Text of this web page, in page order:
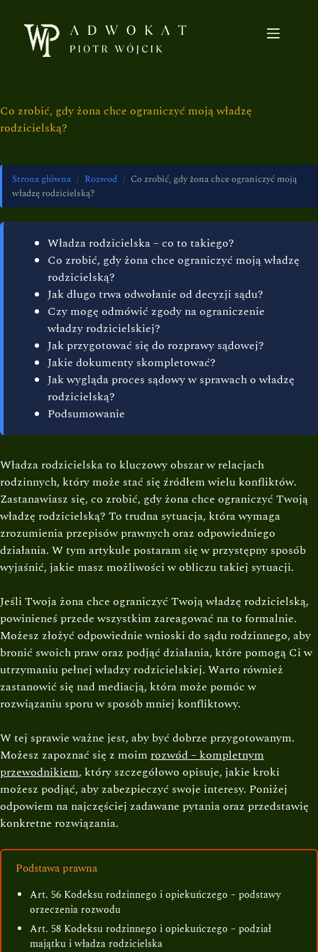
Co zrobić, gdy żona chce ograniczyć moją władzę
rodzicielską?
Strona główna / Rozwod / Co zrobić, gdy żona chce ograniczyć moją
władzę rodzicielską?
Władza rodzicielska – co to takiego?
Co zrobić, gdy żona chce ograniczyć moją władzę
rodzicielską?
Jak długo trwa odwołanie od decyzji sądu?
Czy mogę odmówić zgody na ograniczenie
władzy rodzicielskiej?
Jak przygotować się do rozprawy sądowej?
Jakie dokumenty skompletować?
Jak wygląda proces sądowy w sprawach o władzę
rodzicielską?
Podsumowanie
Władza rodzicielska to kluczowy obszar w relacjach
rodzinnych, który może stać się źródłem wielu konfliktów.
Zastanawiasz się, co zrobić, gdy żona chce ograniczyć Twoją
władzę rodzicielską? To trudna sytuacja, która wymaga
zrozumienia przepisów prawnych oraz odpowiedniego
działania. W tym artykule postaram się w przystępny sposób
wyjaśnić, jakie masz możliwości w obliczu takiej sytuacji.
Jeśli Twoja żona chce ograniczyć Twoją władzę rodzicielską,
powinieneś przede wszystkim zareagować na to formalnie.
Możesz złożyć odpowiednie wnioski do sądu rodzinnego, aby
bronić swoich praw oraz podjąć działania, które pomogą Ci w
utrzymaniu pełnej władzy rodzicielskiej. Warto również
zastanowić się nad mediacją, która może pomóc w
rozwiązaniu sporu w sposób mniej konfliktowy.
W tej sprawie ważne jest, aby być dobrze przygotowanym.
Możesz zapoznać się z moim rozwód – kompletnym
przewodnikiem, który szczegółowo opisuje, jakie kroki
możesz podjąć, aby zabezpieczyć swoje interesy. Poniżej
odpowiem na najczęściej zadawane pytania oraz przedstawię
konkretne rozwiązania.
Podstawa prawna
Art. 56 Kodeksu rodzinnego i opiekuńczego – podstawy
orzeczenia rozwodu
Art. 58 Kodeksu rodzinnego i opiekuńczego – podział
majątku i władza rodzicielska